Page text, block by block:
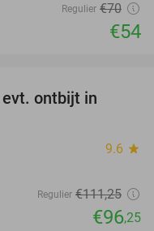
Regulier €70
€54
ontbijt in
9.6 star
Regulier €111,25
€96,25